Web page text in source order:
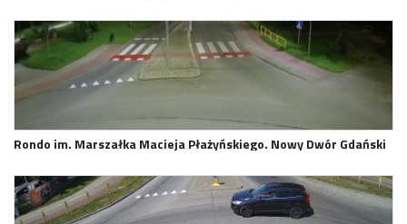
Rondo im. Marszałka Macieja Płażyńskiego. Nowy Dwór Gdański